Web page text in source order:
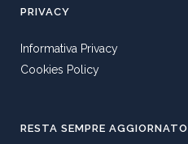
PRIVACY
Informativa Privacy
Cookies Policy
RESTA SEMPRE AGGIORNATO